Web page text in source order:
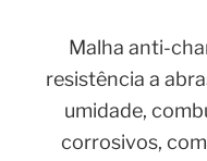
Malha anti-
resistência a
umidade,
corrosivos,